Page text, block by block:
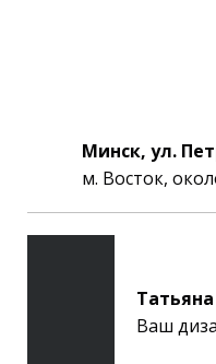
Минск, ул.
м. Восток,
Ваш